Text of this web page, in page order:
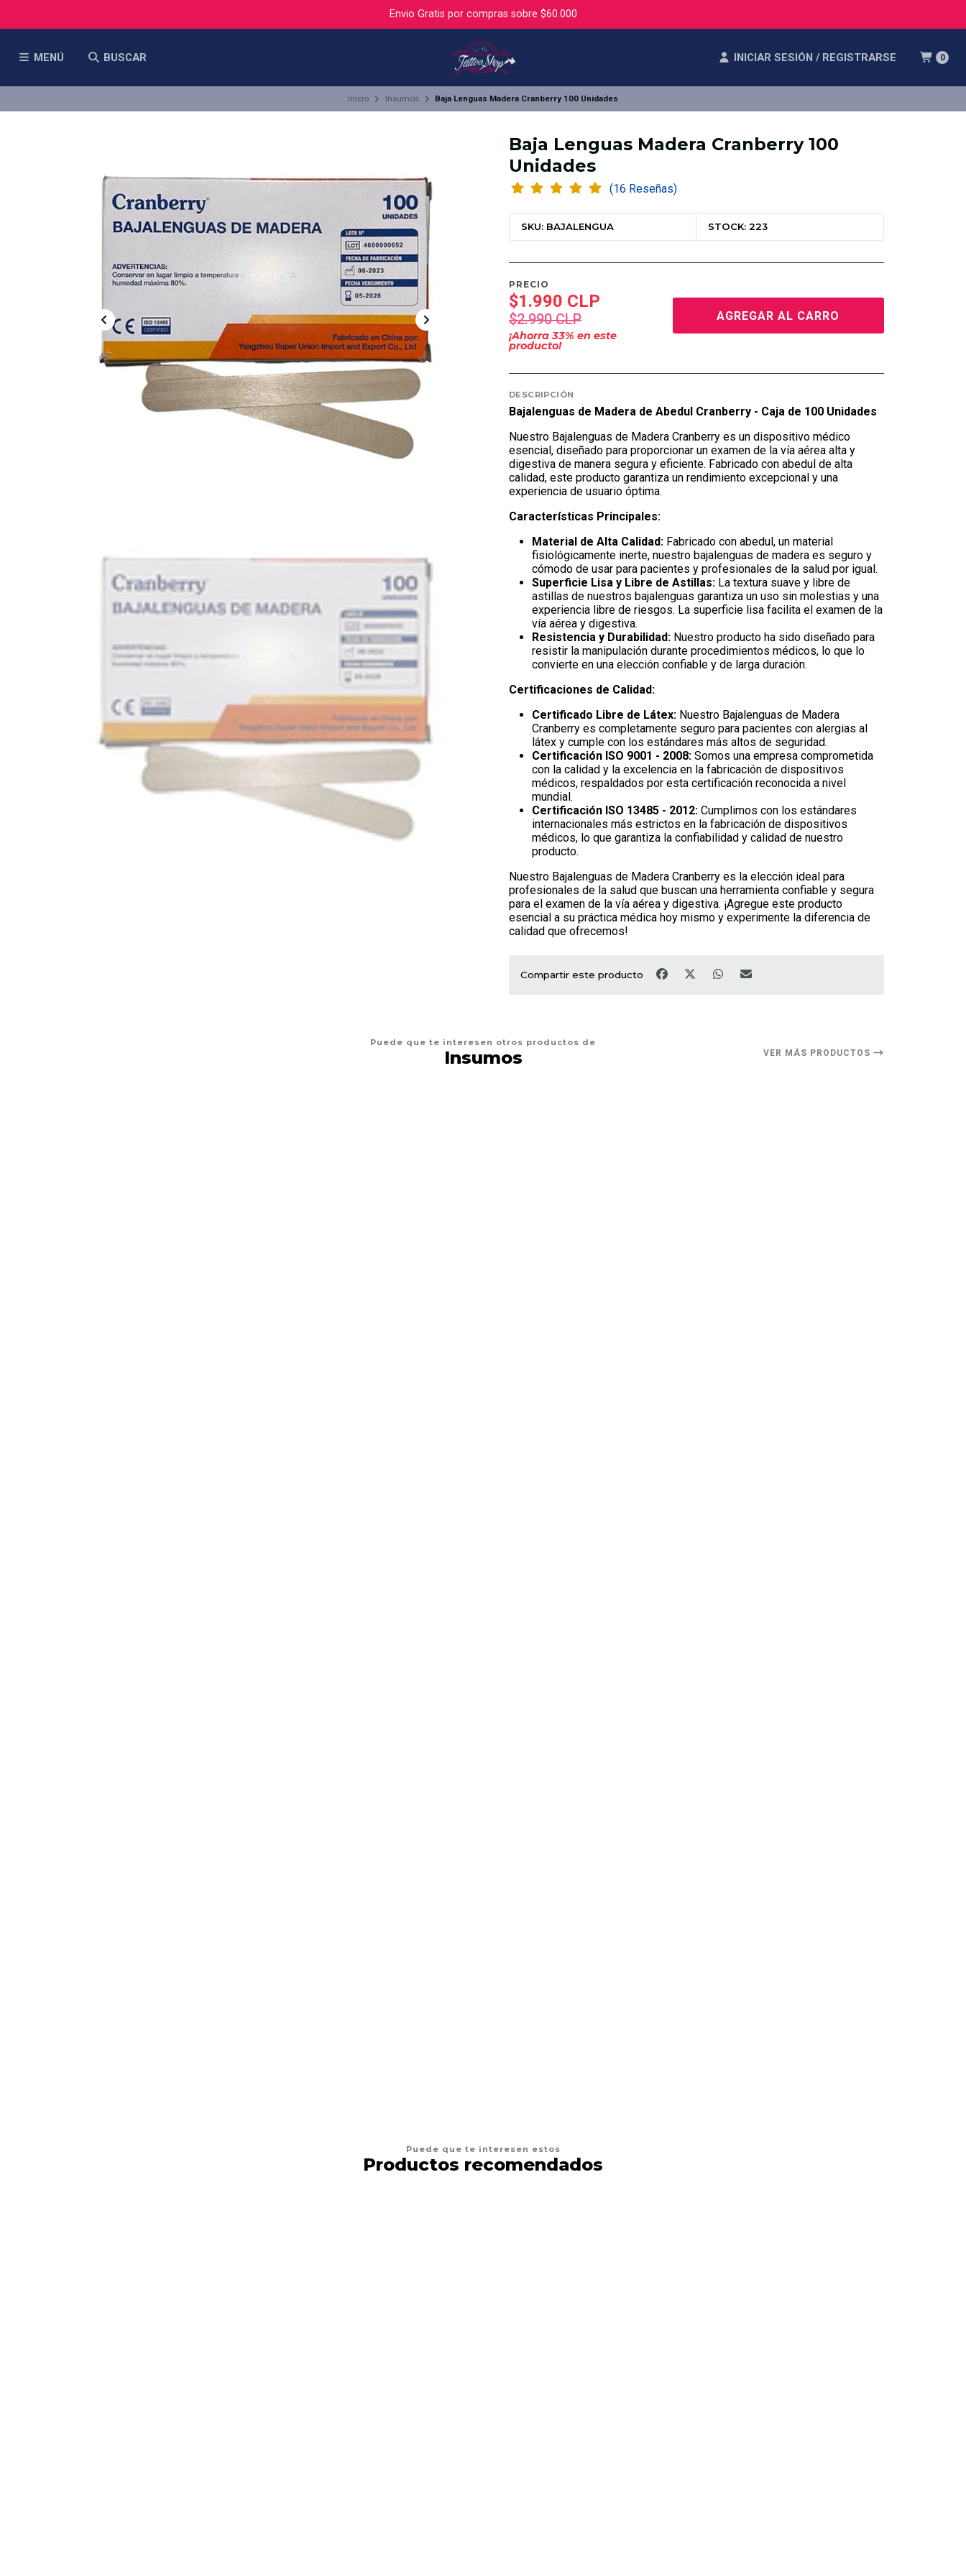
MENÚ BUSCAR INICIAR SESIÓN / REGISTRARSE 0
Envio Gratis por compras sobre $60.000
Inicio Insumos Baja Lenguas Madera Cranberry 100 Unidades
Baja Lenguas Madera Cranberry 100
Unidades
(16 Reseñas)
SKU: BAJALENGUA STOCK: 223
PRECIO
$1.990 CLP
$2.990 CLP
¡Ahorra33% en este
producto!
AGREGAR AL CARRO
DESCRIPCIÓN
Bajalenguas de Madera de Abedul Cranberry - Caja de 100 Unidades
Nuestro Bajalenguas de Madera Cranberry es un dispositivo médico
esencial, diseñado para proporcionar un examen de la vía aérea alta y
digestiva de manera segura y eficiente. Fabricado con abedul de alta
calidad, este producto garantiza un rendimiento excepcional y una
experiencia de usuario óptima.
Características Principales:
Material de Alta Calidad: Fabricado con abedul, un material
fisiológicamente inerte, nuestro bajalenguas de madera es seguro y
cómodo de usar para pacientes y profesionales de la salud por igual.
Superficie Lisa y Libre de Astillas: La textura suave y libre de
astillas de nuestros bajalenguas garantiza un uso sin molestias y una
experiencia libre de riesgos. La superficie lisa facilita el examen de la
vía aérea y digestiva.
Resistencia y Durabilidad: Nuestro producto ha sido diseñado para
resistir la manipulación durante procedimientos médicos, lo que lo
convierte en una elección confiable y de larga duración.
Certificaciones de Calidad:
Certificado Libre de Látex: Nuestro Bajalenguas de Madera
Cranberry es completamente seguro para pacientes con alergias al
látex y cumple con los estándares más altos de seguridad.
Certificación ISO 9001 - 2008: Somos una empresa comprometida
con la calidad y la excelencia en la fabricación de dispositivos
médicos, respaldados por esta certificación reconocida a nivel
mundial.
Certificación ISO 13485 - 2012: Cumplimos con los estándares
internacionales más estrictos en la fabricación de dispositivos
médicos, lo que garantiza la confiabilidad y calidad de nuestro
producto.
Nuestro Bajalenguas de Madera Cranberry es la elección ideal para
profesionales de la salud que buscan una herramienta confiable y segura
para el examen de la vía aérea y digestiva. ¡Agregue este producto
esencial a su práctica médica hoy mismo y experimente la diferencia de
calidad que ofrecemos!
Compartir este producto
Puede que te interesen otros productos de
Insumos VER MÁS PRODUCTOS
Puede que te interesen estos
Productos recomendados